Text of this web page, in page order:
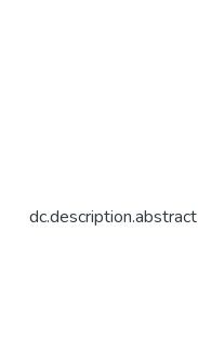
dc.description.abstract